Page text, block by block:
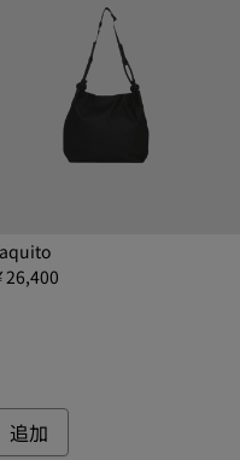
ョルダーバッグ
ート ショルダーバッグ
26,400
追加